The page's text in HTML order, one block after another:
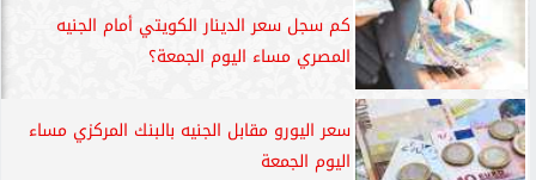
كم سجل سعر الدينار الكويتي أمام الجنيه
المصري مساء اليوم الجمعة؟
سعر اليورو مقابل الجنيه بالبنك المركزي مساء
اليوم الجمعة